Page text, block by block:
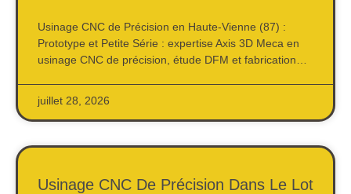
Usinage CNC de Précision en Haute-Vienne (87) :
Prototype et Petite Série : expertise Axis 3D Meca en
usinage CNC de précision, étude DFM et fabrication…
juillet 28, 2026
Usinage CNC De Précision Dans Le Lot